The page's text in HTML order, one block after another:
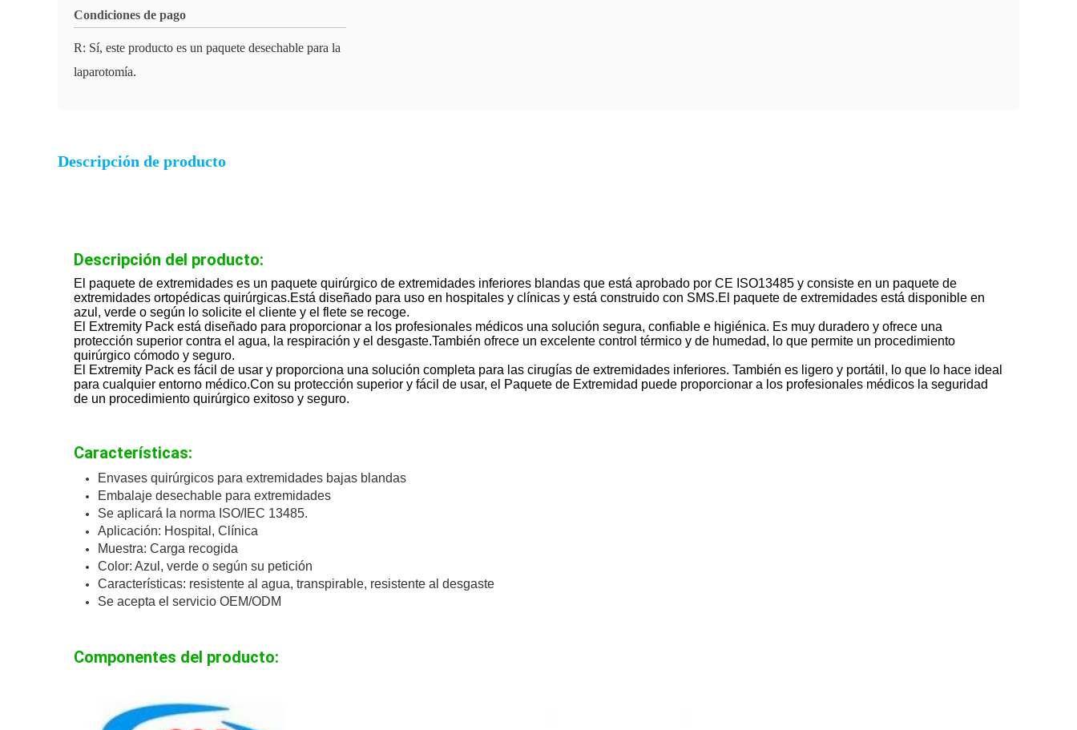
Condiciones de pago
R: Sí, este producto es un paquete desechable para la
laparotomía.
Descripción de producto
Descripción del producto:
El paquete de extremidades es un paquete quirúrgico de extremidades inferiores blandas que está aprobado por CE ISO13485 y consiste en un paquete de
extremidades ortopédicas quirúrgicas.Está diseñado para uso en hospitales y clínicas y está construido con SMS.El paquete de extremidades está disponible en
azul, verde o según lo solicite el cliente y el flete se recoge.
El Extremity Pack está diseñado para proporcionar a los profesionales médicos una solución segura, confiable e higiénica. Es muy duradero y ofrece una
protección superior contra el agua, la respiración y el desgaste.También ofrece un excelente control térmico y de humedad, lo que permite un procedimiento
quirúrgico cómodo y seguro.
El Extremity Pack es fácil de usar y proporciona una solución completa para las cirugías de extremidades inferiores. También es ligero y portátil, lo que lo hace ideal
para cualquier entorno médico.Con su protección superior y fácil de usar, el Paquete de Extremidad puede proporcionar a los profesionales médicos la seguridad
de un procedimiento quirúrgico exitoso y seguro.
Características:
Envases quirúrgicos para extremidades bajas blandas
Embalaje desechable para extremidades
Se aplicará la norma ISO/IEC 13485.
Aplicación: Hospital, Clínica
Muestra: Carga recogida
Color: Azul, verde o según su petición
Características: resistente al agua, transpirable, resistente al desgaste
Se acepta el servicio OEM/ODM
Componentes del producto: